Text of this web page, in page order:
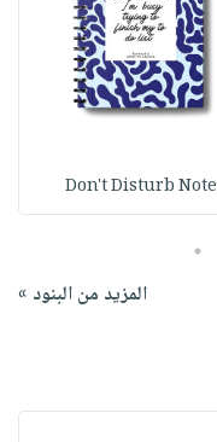
Don't Disturb Note
5
المزيد من البنود »